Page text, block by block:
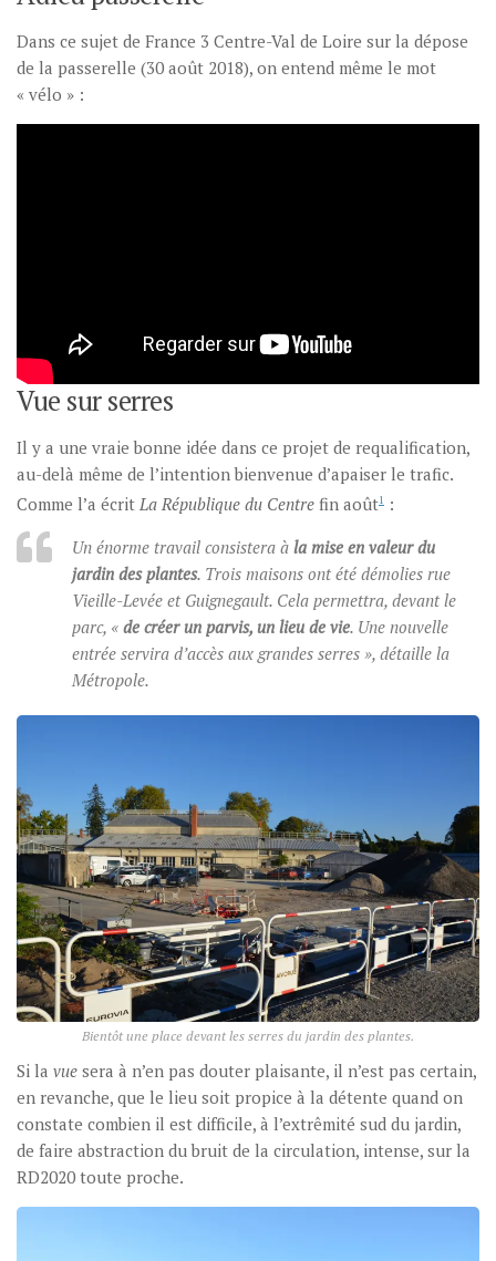
Dans ce sujet de France 3 Centre-Val de Loire sur la dépose
de la passerelle (30 août 2018), on entend même le mot
« vélo » :
Vue sur serres
Il y a une vraie bonne idée dans ce projet de requalification,
au-delà même de l’intention bienvenue d’apaiser le trafic.
Comme l’a écrit La République du Centre fin août1 :
Un énorme travail consistera à la mise en valeur du
jardin des plantes. Trois maisons ont été démolies rue
Vieille-Levée et Guignegault. Cela permettra, devant le
parc, « de créer un parvis, un lieu de vie. Une nouvelle
entrée servira d’accès aux grandes serres », détaille la
Métropole.
Bientôt une place devant les serres du jardin des plantes.
Si la vue sera à n’en pas douter plaisante, il n’est pas certain,
en revanche, que le lieu soit propice à la détente quand on
constate combien il est difficile, à l’extrêmité sud du jardin,
de faire abstraction du bruit de la circulation, intense, sur la
RD2020 toute proche.